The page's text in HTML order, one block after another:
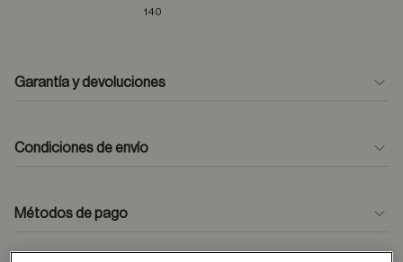
140
Garantía y devoluciones
Condiciones de envío
Métodos de pago